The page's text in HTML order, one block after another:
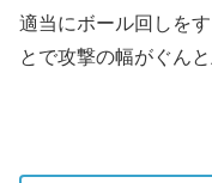
適当にボール回しを
とで攻撃の幅がぐんと